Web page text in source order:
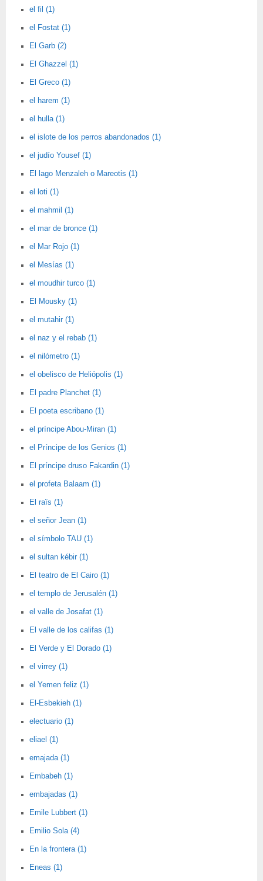
el fil (1)
el Fostat (1)
El Garb (2)
El Ghazzel (1)
El Greco (1)
el harem (1)
el hulla (1)
el islote de los perros abandonados (1)
el judío Yousef (1)
El lago Menzaleh o Mareotis (1)
el loti (1)
el mahmil (1)
el mar de bronce (1)
el Mar Rojo (1)
el Mesías (1)
el moudhir turco (1)
El Mousky (1)
el mutahir (1)
el naz y el rebab (1)
el nilómetro (1)
el obelisco de Heliópolis (1)
El padre Planchet (1)
El poeta escribano (1)
el príncipe Abou-Miran (1)
el Príncipe de los Genios (1)
El príncipe druso Fakardin (1)
el profeta Balaam (1)
El raïs (1)
el señor Jean (1)
el símbolo TAU (1)
el sultan kébir (1)
El teatro de El Cairo (1)
el templo de Jerusalén (1)
el valle de Josafat (1)
El valle de los califas (1)
El Verde y El Dorado (1)
el virrey (1)
el Yemen feliz (1)
El-Esbekieh (1)
electuario (1)
eliael (1)
emajada (1)
Embabeh (1)
embajadas (1)
Emile Lubbert (1)
Emilio Sola (4)
En la frontera (1)
Eneas (1)